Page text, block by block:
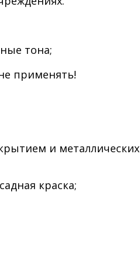
тона;
применять!
и металлических
краска;